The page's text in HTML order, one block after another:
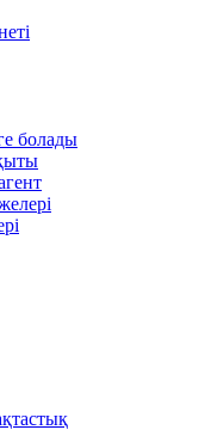
болады